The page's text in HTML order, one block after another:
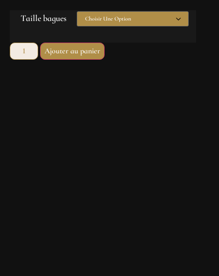
Taille bagues
Ajouter au panier